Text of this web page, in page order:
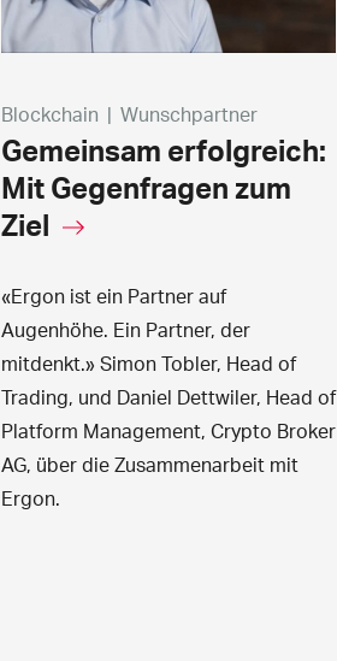
Blockchain | Wunschpartner
Gemeinsam erfolgreich:
Mit Gegenfragen zum
Ziel
«Ergon ist ein Partner auf
Augenhöhe. Ein Partner, der
mitdenkt.» Simon Tobler, Head of
Trading, und Daniel Dettwiler, Head of
Platform Management, Crypto Broker
AG, über die Zusammenarbeit mit
Ergon.